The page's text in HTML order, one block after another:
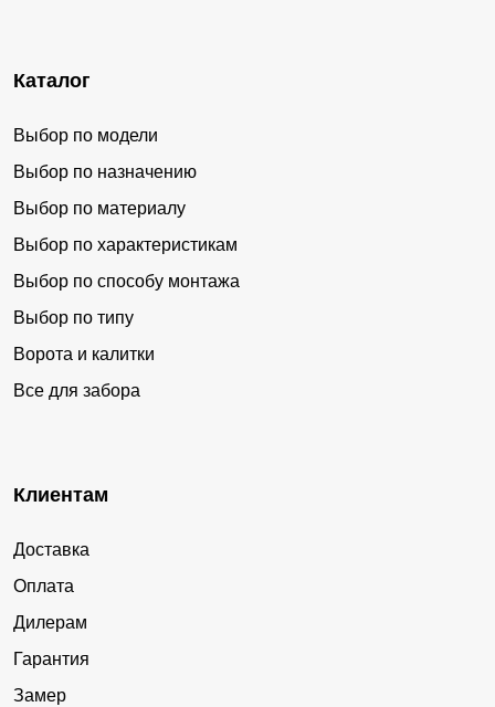
Каталог
Выбор по модели
Выбор по назначению
Выбор по материалу
Выбор по характеристикам
Выбор по способу монтажа
Выбор по типу
Ворота и калитки
Все для забора
Клиентам
Доставка
Оплата
Дилерам
Гарантия
Замер